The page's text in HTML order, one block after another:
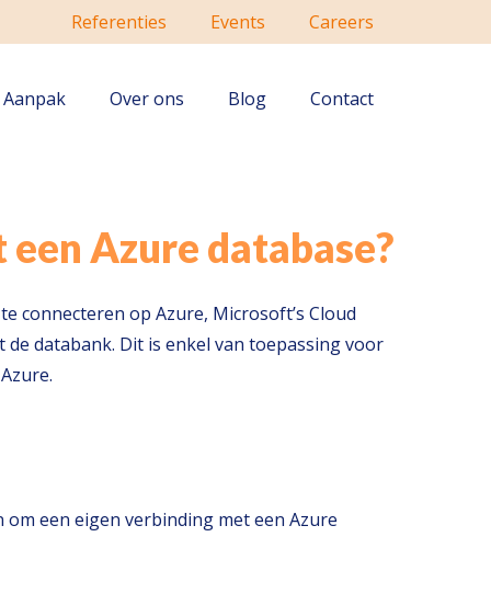
Referenties Events Careers
Aanpak Over ons Blog Contact
Azure database?
connecteren op Azure, Microsoft’s Cloud
databank. Dit is enkel van toepassing voor
een eigen verbinding met een Azure